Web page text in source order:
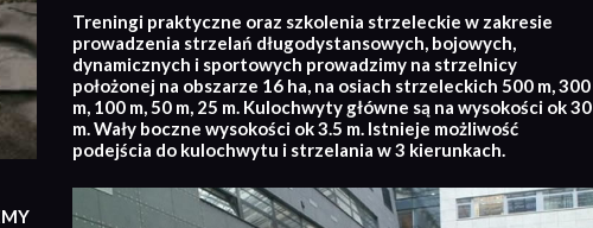
Treningi praktyczne oraz szkolenia strzeleckie w zakresie
prowadzenia strzelań długodystansowych, bojowych,
dynamicznych i sportowych prowadzimy na strzelnicy
położonej na obszarze 16 ha, na osiach strzeleckich 500 m, 300
m, 100 m, 50 m, 25 m. Kulochwyty główne są na wysokości ok 30
m. Wały boczne wysokości ok 3.5 m. Istnieje możliwość
podejścia do kulochwytu i strzelania w 3 kierunkach.